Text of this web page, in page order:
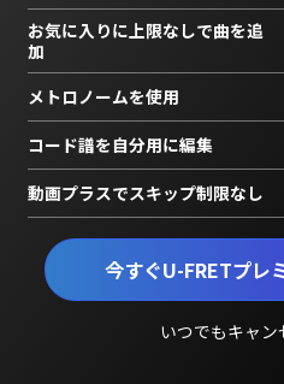
今すぐU-FRETプレ
いつでもキャン
お気に入りに上限なしで曲を追
加
メトロノームを使用
コード譜を自分用に編集
動画プラスでスキップ制限なし